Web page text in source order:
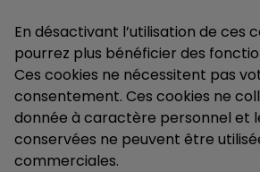
En désactivant l’utilisation de ces
pourrez plus bénéficier des
Ces cookies ne nécessitent pas
consentement. Ces cookies ne
donnée à caractère personnel et
conservées ne peuvent être
commerciales.